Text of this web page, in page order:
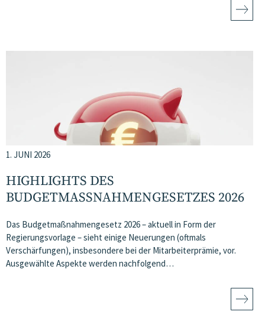
1. JUNI 2026
HIGHLIGHTS DES
BUDGETMASSNAHMEN​­GESETZES 2026
Das Budgetmaßnahmengesetz 2026 – aktuell in Form der
Regierungsvorlage – sieht einige Neuerungen (oftmals
Verschärfungen), insbesondere bei der Mitarbeiterprämie, vor.
Ausgewählte Aspekte werden nachfolgend…